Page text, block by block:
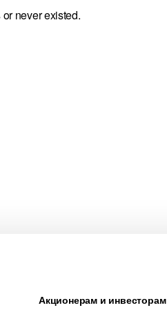
never existed.
Акционерам и инвесторам